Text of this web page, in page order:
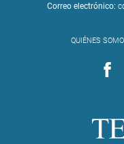
Correo electrónico:
QUIÉNES